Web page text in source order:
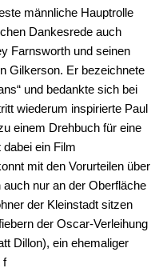
männliche Hauptrolle
Dankesrede auch
Farnsworth und seinen
Gilkerson. Er bezeichnete
und bedankte sich bei
wiederum inspirierte Paul
einem Drehbuch für eine
dabei ein Film
mit den Vorurteilen über
nur an der Oberfläche
der Kleinstadt sitzen
der Oscar-Verleihung
Dillon), ein ehemaliger
f